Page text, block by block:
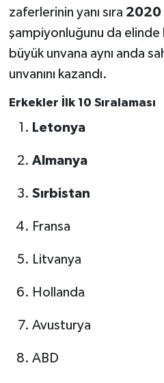
zaferlerinin yanı sıra 2020
şampiyonluğunu da
büyük unvana aynı anda
unvanını kazandı.
Erkekler İlk 10 Sıralaması
Letonya
Almanya
Sırbistan
Fransa
Litvanya
Hollanda
Avusturya
ABD